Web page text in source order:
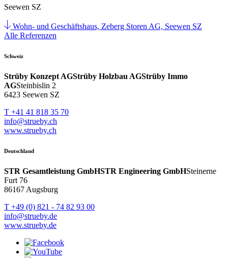
Seewen SZ
Wohn- und Geschäftshaus, Zeberg Storen AG, Seewen SZ
Alle Referenzen
Schweiz
Strüby Konzept AGStrüby Holzbau AGStrüby Immo
AGSteinbislin 2
6423 Seewen SZ
T +41 41 818 35 70
info@strueby.ch
www.strueby.ch
Deutschland
STR Gesamtleistung GmbHSTR Engineering GmbHSteinerne
Furt 76
86167 Augsburg
T +49 (0) 821 - 74 82 93 00
info@strueby.de
www.strueby.de